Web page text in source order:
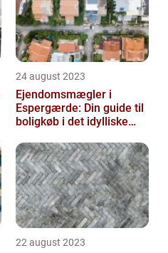
24 august 2023
Ejendomsmægler i
Espergærde: Din guide til
boligkøb i det idylliske
22 august 2023